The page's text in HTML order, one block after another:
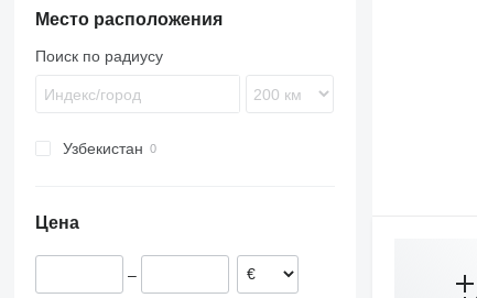
Место расположения
Поиск по радиусу
Узбекистан
Цена
–